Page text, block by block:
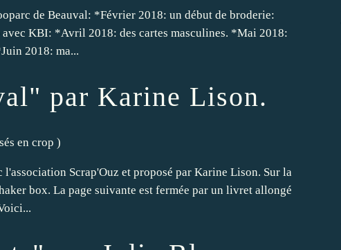
de Beauval: *Février 2018: un début de broderie:
KBI: *Avril 2018: des cartes masculines. *Mai 2018:
2018: ma...
par Karine Lison.
en crop )
Scrap'Ouz et proposé par Karine Lison. Sur la
box. La page suivante est fermée par un livret allongé